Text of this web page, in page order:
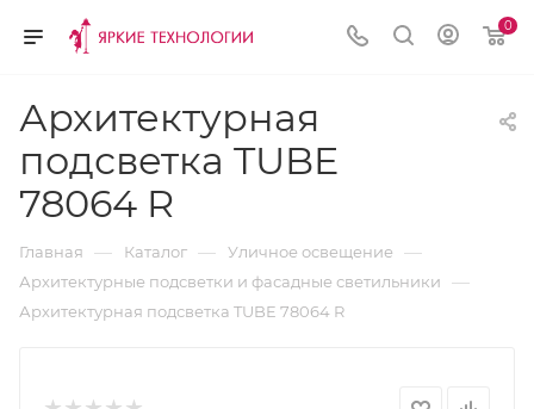
0
Архитектурная
подсветка TUBE
78064 R
Главная — Каталог — Уличное освещение —
Архитектурные подсветки и фасадные светильники —
Архитектурная подсветка TUBE 78064 R